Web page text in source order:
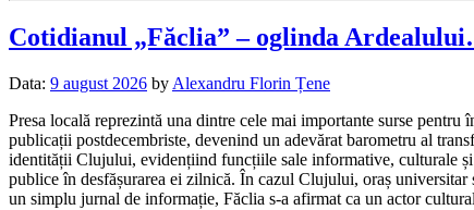
Cotidianul „Făclia” – oglinda
Data: 9 august 2026 by Alexandru Florin Țene
Presa locală reprezintă una dintre cele mai importante surse
publicații postdecembriste, devenind un adevărat barometru al
identității Clujului, evidențiind funcțiile sale informative, culturale
publice în desfășurarea ei zilnică. În cazul Clujului, oraș
un simplu jurnal de informație, Făclia s-a afirmat ca un actor